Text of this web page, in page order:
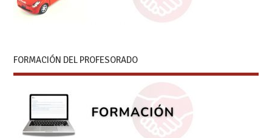
FORMACIÓN DEL PROFESORADO